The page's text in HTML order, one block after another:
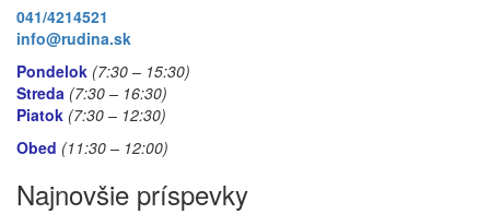
041/4214521
info@rudina.sk
Pondelok (7:30 – 15:30)
Streda (7:30 – 16:30)
Piatok (7:30 – 12:30)
Obed (11:30 – 12:00)
Najnovšie príspevky